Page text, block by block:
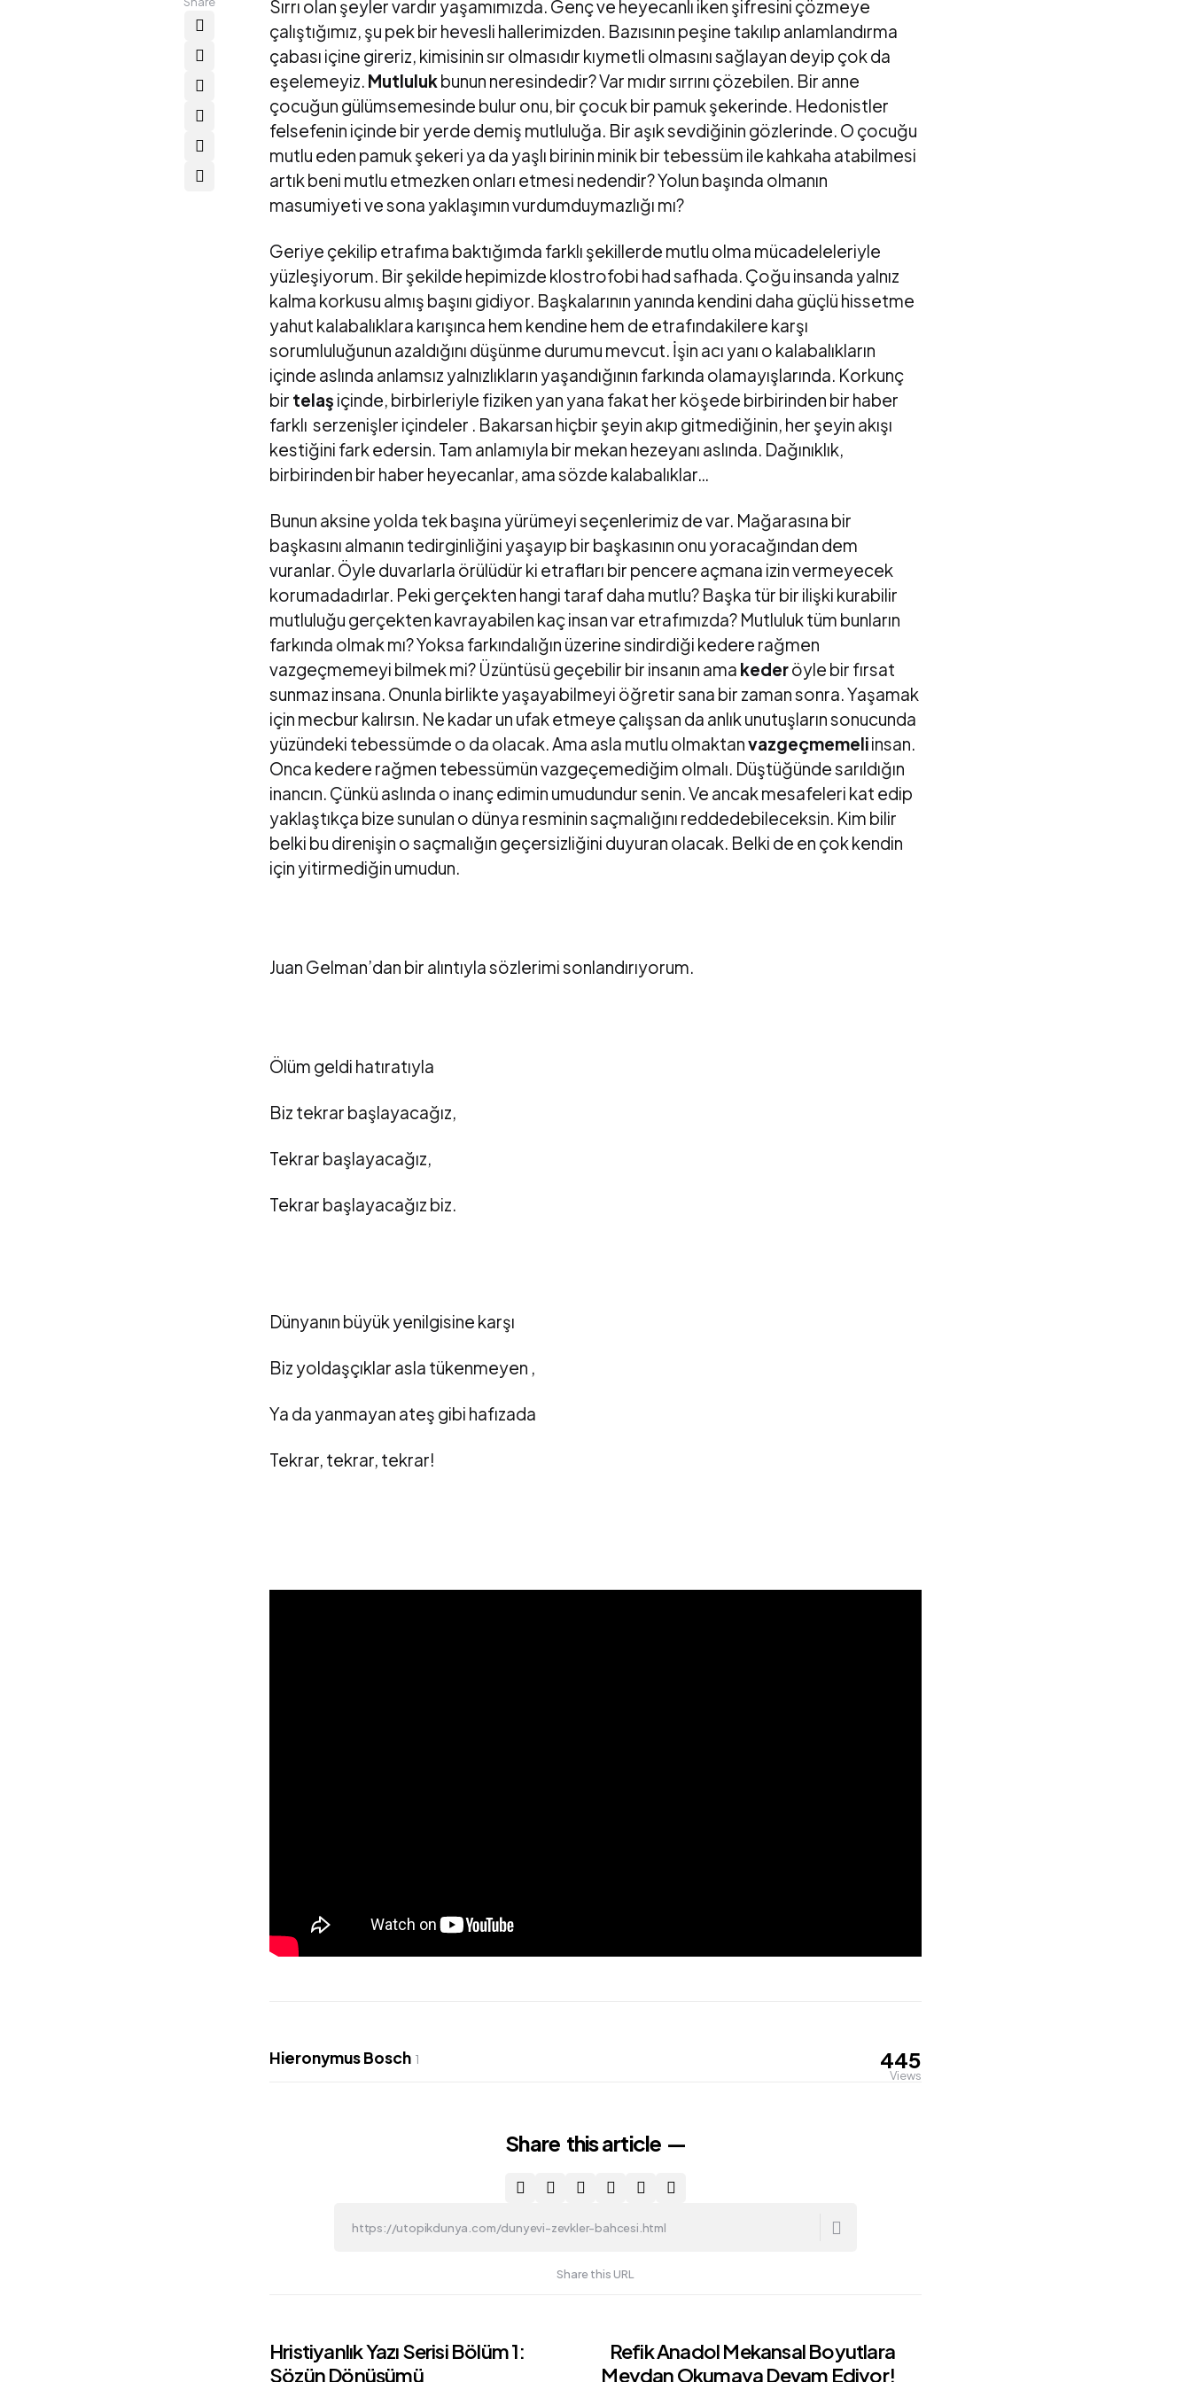
Sırrı olan şeyler vardır yaşamımızda. Genç ve heyecanlı iken şifresini çözmeye
çalıştığımız, şu pek bir hevesli hallerimizden. Bazısının peşine takılıp anlamlandırma
çabası içine gireriz, kimisinin sır olmasıdır kıymetli olmasını sağlayan deyip çok da
eşelemeyiz. Mutlulukbunun neresindedir? Var mıdır sırrını çözebilen. Bir anne
çocuğun gülümsemesinde bulur onu, bir çocuk bir pamuk şekerinde. Hedonistler
felsefenin içinde bir yerde demiş mutluluğa. Bir aşık sevdiğinin gözlerinde. O çocuğu
mutlu eden pamuk şekeri ya da yaşlı birinin minik bir tebessüm ile kahkaha atabilmesi
artık beni mutlu etmezken onları etmesi nedendir? Yolun başında olmanın
masumiyeti ve sona yaklaşımın vurdumduymazlığı mı?
Geriye çekilip etrafıma baktığımda farklı şekillerde mutlu olma mücadeleleriyle
yüzleşiyorum. Bir şekilde hepimizde klostrofobi had safhada. Çoğu insanda yalnız
kalma korkusu almış başını gidiyor. Başkalarının yanında kendini daha güçlü hissetme
yahut kalabalıklara karışınca hem kendine hem de etrafındakilere karşı
sorumluluğunun azaldığını düşünme durumu mevcut. İşin acı yanı o kalabalıkların
içinde aslında anlamsız yalnızlıkların yaşandığının farkında olamayışlarında. Korkunç
bir telaş içinde, birbirleriyle fiziken yan yana fakat her köşede birbirinden bir haber
farklı serzenişler içindeler . Bakarsan hiçbir şeyin akıp gitmediğinin, her şeyin akışı
kestiğini fark edersin. Tam anlamıyla bir mekan hezeyanı aslında. Dağınıklık,
birbirinden bir haber heyecanlar, ama sözde kalabalıklar…
Bunun aksine yolda tek başına yürümeyi seçenlerimiz de var. Mağarasına bir
başkasını almanın tedirginliğini yaşayıp bir başkasının onu yoracağından dem
vuranlar. Öyle duvarlarla örülüdür ki etrafları bir pencere açmana izin vermeyecek
korumadadırlar. Peki gerçekten hangi taraf daha mutlu? Başka tür bir ilişki kurabilir
mutluluğu gerçekten kavrayabilen kaç insan var etrafımızda? Mutluluk tüm bunların
farkında olmak mı? Yoksa farkındalığın üzerine sindirdiği kedere rağmen
vazgeçmemeyi bilmek mi? Üzüntüsü geçebilir bir insanın ama kederöyle bir fırsat
sunmaz insana. Onunla birlikte yaşayabilmeyi öğretir sana bir zaman sonra. Yaşamak
için mecbur kalırsın. Ne kadar un ufak etmeye çalışsan da anlık unutuşların sonucunda
yüzündeki tebessümde o da olacak. Ama asla mutlu olmaktanvazgeçmemeliinsan.
Onca kedere rağmen tebessümün vazgeçemediğim olmalı. Düştüğünde sarıldığın
inancın. Çünkü aslında o inanç edimin umudundur senin. Ve ancak mesafeleri kat edip
yaklaştıkça bize sunulan o dünya resminin saçmalığını reddedebileceksin. Kim bilir
belki bu direnişin o saçmalığın geçersizliğini duyuran olacak. Belki de en çok kendin
için yitirmediğin umudun.
Juan Gelman’dan bir alıntıyla sözlerimi sonlandırıyorum.
Ölüm geldi hatıratıyla
Biz tekrar başlayacağız,
Tekrar başlayacağız,
Tekrar başlayacağız biz.
Dünyanın büyük yenilgisine karşı
Biz yoldaşçıklar asla tükenmeyen ,
Ya da yanmayan ateş gibi hafızada
Tekrar, tekrar, tekrar!
Hieronymus Bosch 1 445
Views
Share this article
Share this URL
Post
Hristiyanlık Yazı Serisi Bölüm 1:
Sözün Dönüşümü
Refik Anadol Mekansal Boyutlara
Meydan Okumaya Devam Ediyor!